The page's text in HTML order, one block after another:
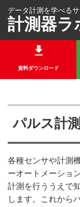
データ計測を学べるサ
計測器ラ
資料ダウンロード
パルス計
各種センサや計測
ーオートメーショ
計測を行ううえで
します。これから